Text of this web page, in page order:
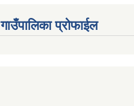
गाउँपालिका प्रोफाईल